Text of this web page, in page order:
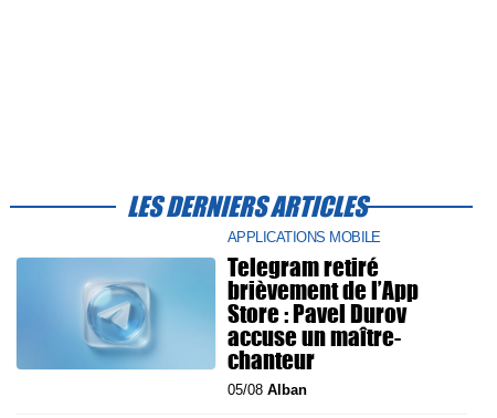
LES DERNIERS ARTICLES
APPLICATIONS MOBILE
Telegram retiré
brièvement de l’App
Store : Pavel Durov
accuse un maître-
chanteur
05/08 Alban